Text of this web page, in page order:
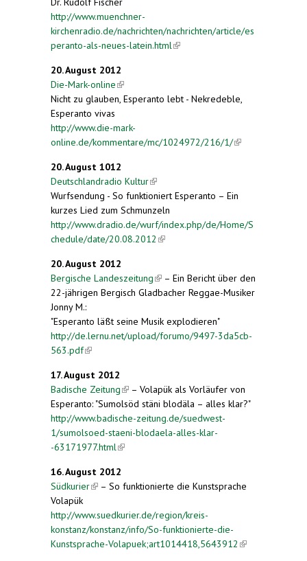
http://www.muenchner-
kirchenradio.de/nachrichten/nachrichten/article/es
peranto-als-neues-latein.html (link is external)
20. August 2012
Die-Mark-online(link is external)
Nicht zu glauben, Esperanto lebt - Nekredeble,
Esperanto vivas
http://www.die-mark-
online.de/kommentare/mc/1024972/216/1/(link is
20. August 1012
Deutschlandradio Kultur(link is external)
Wurfsendung - So funktioniert Esperanto – Ein
kurzes Lied zum Schmunzeln
http://www.dradio.de/wurf/index.php/de/Home/S
chedule/date/20.08.2012 (link is external)
20. August 2012
Bergische Landeszeitung(link is external)
– Ein Bericht über den
22-jährigen Bergisch Gladbacher Reggae-Musiker
Jonny M.:
"Esperanto läßt seine Musik explodieren"
http://de.lernu.net/upload/forumo/9497-3da5cb-
563.pdf(link is external)
17. August 2012
Badische Zeitung(link is external)
– Volapük als Vorläufer von
Esperanto: "Sumolsöd stäni blodäla – alles klar?"
http://www.badische-zeitung.de/suedwest-
1/sumolsoed-staeni-blodaela-alles-klar-
-63171977.html (link is external)
16. August 2012
Südkurier(link is external)
– So funktionierte die Kunstsprache
Volapük
http://www.suedkurier.de/region/kreis-
konstanz/konstanz/info/So-funktionierte-die-
Kunstsprache-Volapuek;art1014418,5643912 (link is